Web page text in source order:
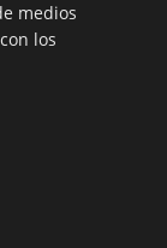
medios
los